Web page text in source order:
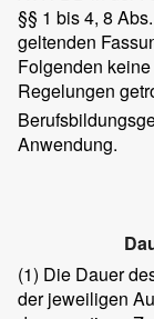
§§ 1 bis 4, 8
geltenden
Folgenden
Regelungen
Anwendung.
(1) Die Dauer
der jeweiligen